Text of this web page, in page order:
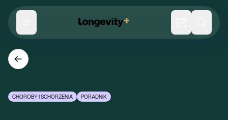
CHOROBY I SCHORZENIA PORADNIK